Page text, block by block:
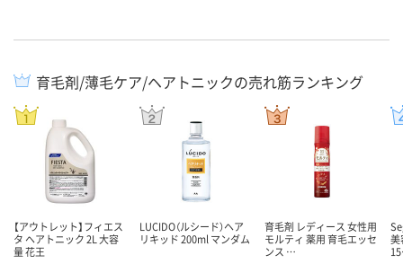
育毛剤/薄毛ケア/ヘアトニックの売れ筋ランキング
【アウトレット】フィエス
タ ヘアトニック 2L 大容
量 花王
LUCIDO（ルシード）ヘア
リキッド 200ml マンダム
育毛剤 レディース 女性用
モルティ 薬用 育毛エッセ
ンス …
美